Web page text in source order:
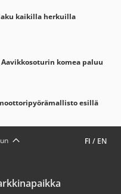
kaikilla herkuilla
Aavikkosoturin komea paluu
esillä
FI / EN